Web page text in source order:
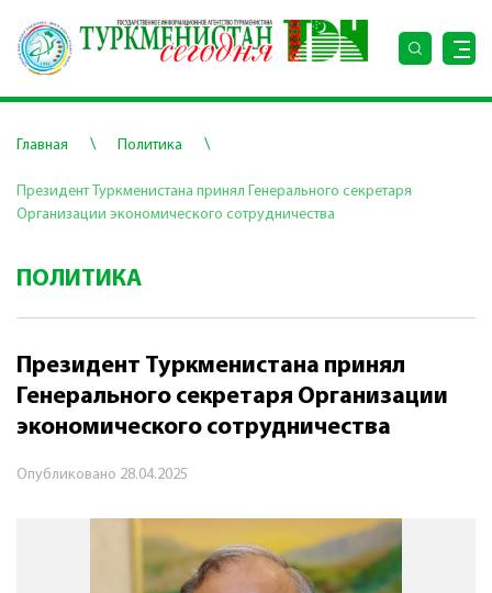
Главная \ Политика \
Президент Туркменистана принял Генерального секретаря
Организации экономического сотрудничества
ПОЛИТИКА
Президент Туркменистана принял
Генерального секретаря Организации
экономического сотрудничества
Опубликовано 28.04.2025